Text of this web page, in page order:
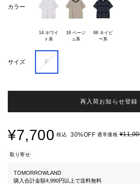
カラー
14 ホワイ
16 ベージ
68 ネイビ
サイズ F
再入荷お知らせ登録
¥7,700 税込 30%OFF 通常価格
取り寄せ
TOMORROWLAND
購入合計金額4,990円以上で送料無料